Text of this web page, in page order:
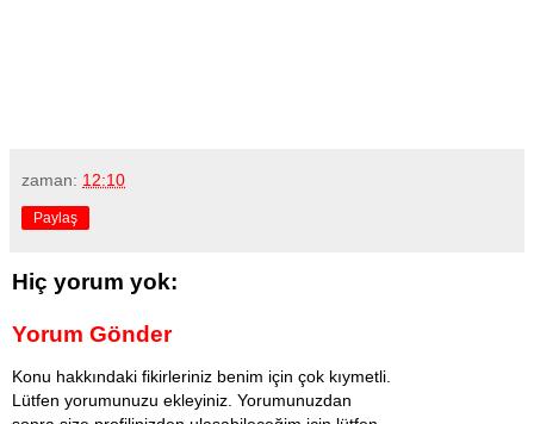
zaman: 12:10
Paylaş
Hiç yorum yok:
Yorum Gönder
Konu hakkındaki fikirleriniz benim için çok kıymetli.
Lütfen yorumunuzu ekleyiniz. Yorumunuzdan